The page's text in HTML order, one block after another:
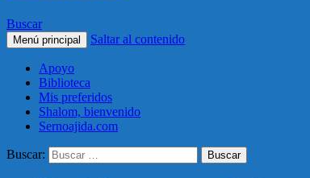
Buscar
Menú principal Saltar al contenido
Apoyo
Biblioteca
Mis preferidos
Shalom, bienvenido
Sernoajida.com
Buscar: